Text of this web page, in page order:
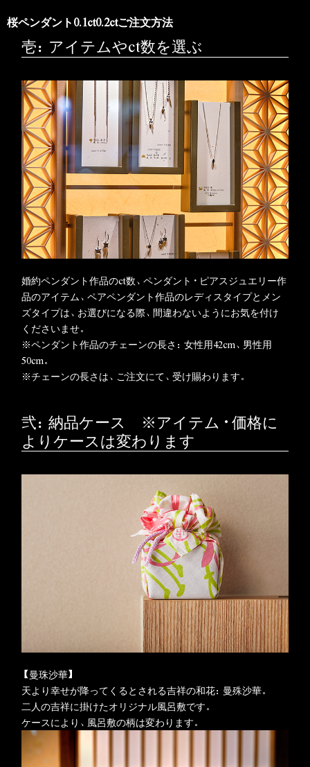
桜ペンダント0.1ct0.2ctご注文方法
壱：アイテムやct数を選ぶ
婚約ペンダント作品のct数、ペンダント・ピアスジュエリー作
品のアイテム、ペアペンダント作品のレディスタイプとメン
ズタイプは、お選びになる際、間違わないようにお気を付け
くださいませ。
※ペンダント作品のチェーンの長さ：女性用42cm、男性用
50cm。
※チェーンの長さは、ご注文にて、受け賜わります。
弐：納品ケース ※アイテム・価格に
よりケースは変わります
【曼珠沙華】
天より幸せが降ってくるとされる吉祥の和花：曼殊沙華。
二人の吉祥に掛けたオリジナル風呂敷です。
ケースにより、風呂敷の柄は変わります。